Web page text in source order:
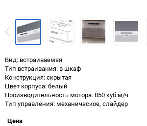
Вид: встраиваемая
Тип встраивания: в шкаф
Конструкция: скрытая
Цвет корпуса: белый
Производительность мотора: 850 куб.м/ч
Тип управления: механическое, слайдер
Цена